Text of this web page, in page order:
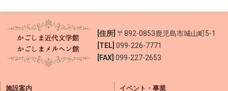
[住所] 〒892-0853鹿児島市城山町5-1
[TEL] 099-226-7771
[FAX] 099-227-2653
施設案内
イベント・事業